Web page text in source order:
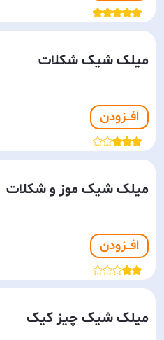
میلک شیک شکلات
افـــزودن
میلک شیک موز و شکلات
افـــزودن
میلک شیک چیز کیک